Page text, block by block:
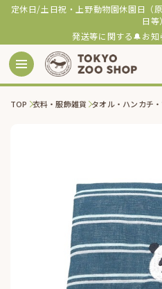
定休日/土日祝・上野動物園休園日（
日等）
発送等に関する🔔お知
TOP 衣料・服飾雑貨 タオル・ハンカチ